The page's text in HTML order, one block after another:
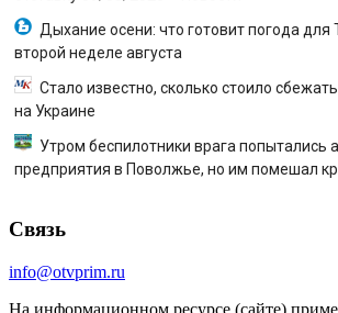
Дыхание осени: что готовит погода для
второй неделе августа
Стало известно, сколько стоило
на Украине
Утром беспилотники врага попытались
предприятия в Поволжье, но им помешал
Связь
info@otvprim.ru